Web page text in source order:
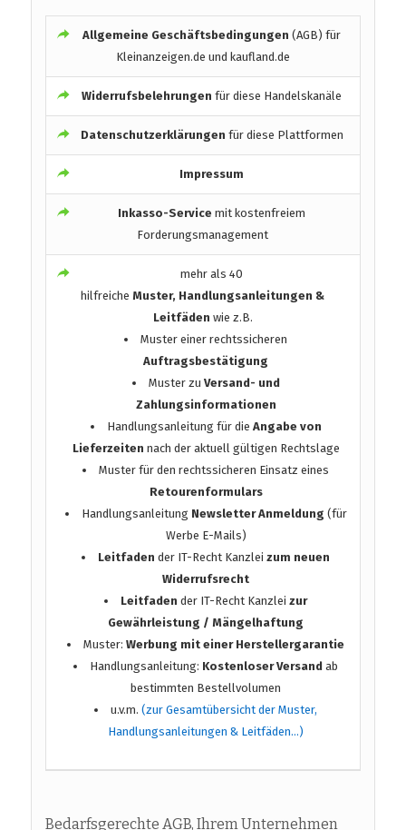
Allgemeine Geschäftsbedingungen (AGB) für
Kleinanzeigen.de und kaufland.de
Widerrufsbelehrungenfür diese Handelskanäle
Datenschutzerklärungen für diese Plattformen
Impressum
Inkasso-Service mit kostenfreiem
Forderungsmanagement
mehr als 40
hilfreicheMuster, Handlungsanleitungen &
Leitfäden wie z.B.
Muster einer rechtssicheren
Auftragsbestätigung
Muster zu Versand- und
Zahlungsinformationen
Handlungsanleitung für die Angabe von
Lieferzeiten nach der aktuell gültigen Rechtslage
Muster für den rechtssicheren Einsatz eines
Retourenformulars
Handlungsanleitung Newsletter Anmeldung (für
Werbe E-Mails)
Leitfaden der IT-Recht Kanzleizum neuen
Widerrufsrecht
Leitfaden der IT-Recht Kanzleizur
Gewährleistung / Mängelhaftung
Muster:Werbung mit einer Herstellergarantie
Handlungsanleitung: Kostenloser Versand ab
bestimmten Bestellvolumen
u.v.m.(zur Gesamtübersicht der Muster,
Handlungsanleitungen & Leitfäden…)
Bedarfsgerechte AGB, Ihrem Unternehmen